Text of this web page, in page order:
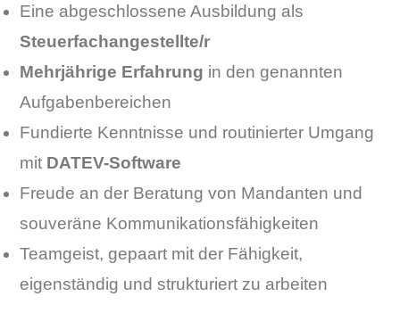
Eine abgeschlossene Ausbildung als
Steuerfachangestellte/r
Mehrjährige Erfahrung in den genannten
Aufgabenbereichen
Fundierte Kenntnisse und routinierter Umgang
mit DATEV-Software
Freude an der Beratung von Mandanten und
souveräne Kommunikationsfähigkeiten
Teamgeist, gepaart mit der Fähigkeit,
eigenständig und strukturiert zu arbeiten